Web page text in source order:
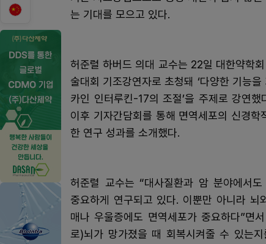
는 기대를 모으고 있다.
허준렬 하버드 의대 교수는 22일 대한약학
술대회 기조강연자로 초청돼 ‘다양한 기능을
카인 인터루킨-17의 조절’을 주제로 강연했
이후 기자간담회를 통해 면역세포의 신경학
한 연구 성과를 소개했다.
허준렬 교수는 “대사질환과 암 분야에서도
중요하게 연구되고 있다. 이뿐만 아니라 뇌
매나 우울증에도 면역세포가 중요하다”면
로)뇌가 망가졌을 때 회복시켜줄 수 있는지